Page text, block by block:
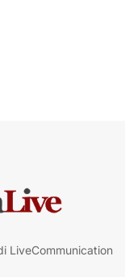
LiveCommunication